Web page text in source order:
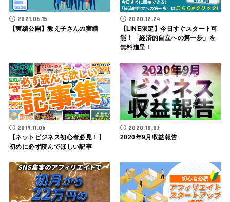
2021.06.15
【実績公開】教え子さんの実績
2020.12.24
【LINE限定】今日すぐスタート可
能！「経済的自立への第一歩」を
無料進呈！
2019.11.06
【ネットビジネス初心者必見！】
初めに必ず読んでほしい記事
2020.10.03
2020年9月収益報告